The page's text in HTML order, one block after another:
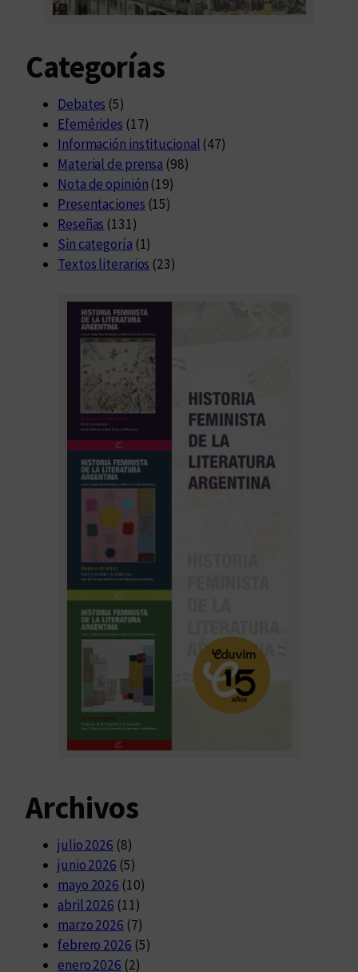
Categorías
Debates (5)
Efemérides (17)
Información institucional (47)
Material de prensa (98)
Nota de opinión (19)
Presentaciones (15)
Reseñas (131)
Sin categoría (1)
Textos literarios (23)
Archivos
julio 2026 (8)
junio 2026 (5)
mayo 2026 (10)
abril 2026 (11)
marzo 2026 (7)
febrero 2026 (5)
enero 2026 (2)